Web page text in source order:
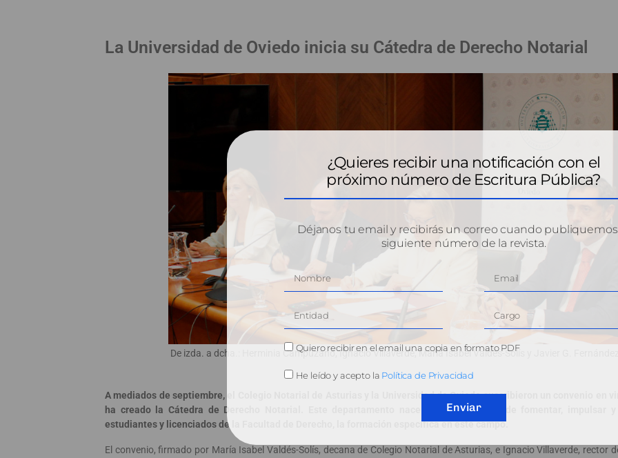
La Universidad de Oviedo inicia su Cátedra de Derecho Notarial
De izda. a dcha.: Herminia Campuzano, Ignacio Villaverde, María Isabel Valdés-Solís y Javier G.
A mediados de septiembre, el Colegio Notarial de Asturias y la Universidad de Oviedo suscribieron un convenio en
ha creado la Cátedra de Derecho Notarial. Este departamento nace con el propósito de fomentar, impulsar
estudiantes y licenciados de la Facultad de Derecho, la formación específica en este campo.
El convenio, firmado por María Isabel Valdés-Solís, decana de Colegio Notarial de Asturias, e Ignacio Villaverde, rector
¿Quieres recibir una notificación con el
próximo número de Escritura Pública?
Déjanos tu email y recibirás un correo cuando
siguiente número de la revista.
Quiero recibir en el email una copia en formato PDF
He leído y acepto la Política de Privacidad
Enviar